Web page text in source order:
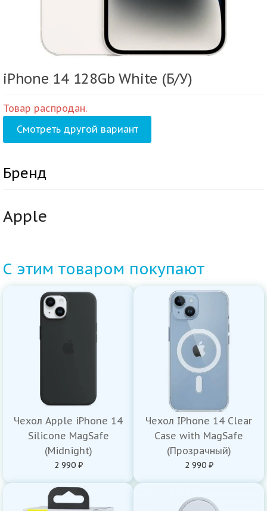
iPhone 14 128Gb White (Б/У)
Товар распродан.
Смотреть другой вариант
Бренд
Apple
С этим товаром покупают
Чехол Apple iPhone 14
Silicone MagSafe
(Midnight)
2 990 ₽
Чехол IPhone 14 Clear
Case with MagSafe
(Прозрачный)
2 990 ₽